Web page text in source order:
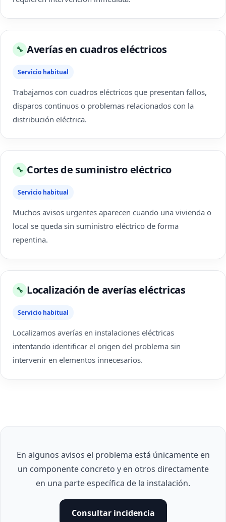
🔧 Averías en cuadros eléctricos
Servicio habitual
Trabajamos con cuadros eléctricos que presentan fallos,
disparos continuos o problemas relacionados con la
distribución eléctrica.
🔧 Cortes de suministro eléctrico
Servicio habitual
Muchos avisos urgentes aparecen cuando una vivienda o
local se queda sin suministro eléctrico de forma
repentina.
🔧 Localización de averías eléctricas
Servicio habitual
Localizamos averías en instalaciones eléctricas
intentando identificar el origen del problema sin
intervenir en elementos innecesarios.
En algunos avisos el problema está únicamente en
un componente concreto y en otros directamente
en una parte específica de la instalación.
Consultar incidencia